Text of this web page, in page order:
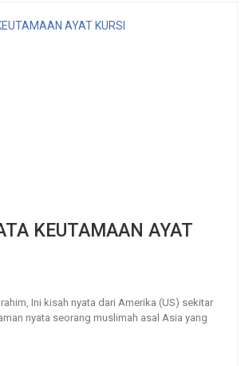
KEUTAMAAN AYAT
Ini kisah nyata dari Amerika (US) sekitar
nyata seorang muslimah asal Asia yang